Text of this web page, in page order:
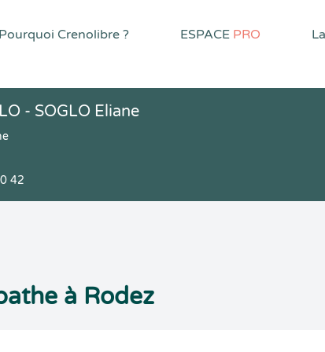
Pourquoi Crenolibre ? ESPACE PRO
- SOGLO Eliane
42
à Rodez